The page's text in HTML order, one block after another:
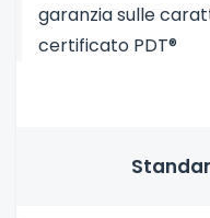
garanzia sulle
certificato PDT®